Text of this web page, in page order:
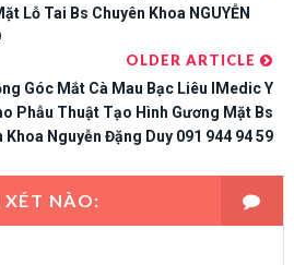
Lỗ Tai Bs Chuyên Khoa NGUYỄN
OLDER ARTICLE
Góc Mắt Cà Mau Bạc Liêu IMedic Y
Phẫu Thuật Tạo Hình Gương Mặt Bs
Khoa Nguyễn Đặng Duy 091 944 94 59
NÀO: